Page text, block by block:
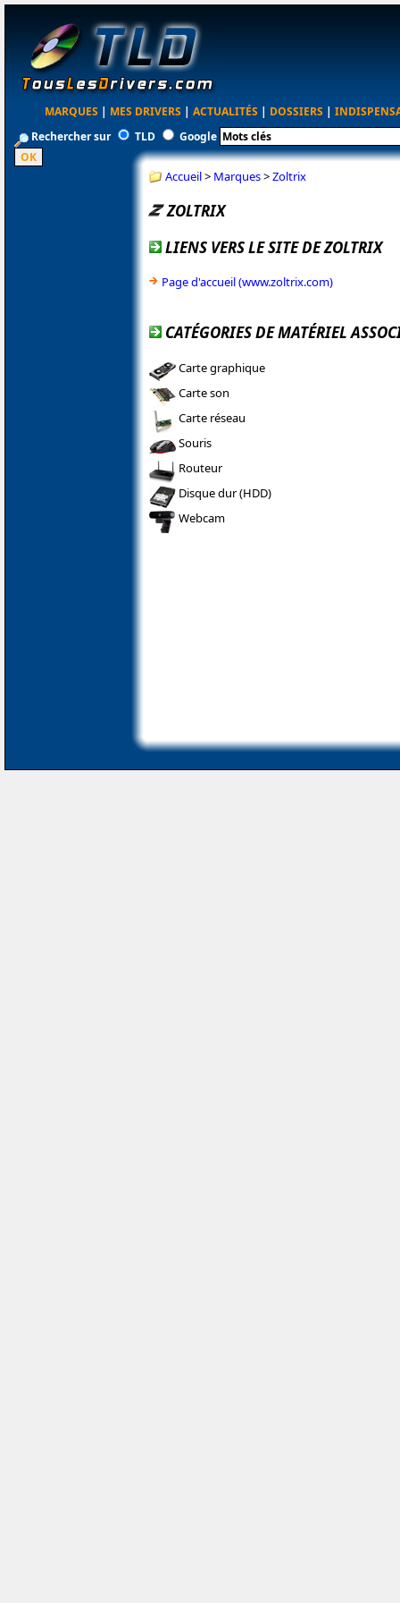
MARQUES | MES DRIVERS | ACTUALITÉS | DOSSIERS |
Rechercher sur
TLD Google
Accueil> Marques>Zoltrix
ZOLTRIX
LIENS VERS LE SITE DE ZOLTRIX
Page d'accueil (www.zoltrix.com)
CATÉGORIES DE MATÉRIEL
Carte graphique
Carte son
Carte réseau
Souris
Routeur
Disque dur (HDD)
Webcam